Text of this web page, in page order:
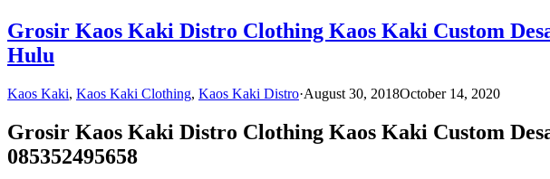
Grosir Kaos Kaki Distro Clothing Kaos Kaki Custom
Hulu
Kaos Kaki, Kaos Kaki Clothing, Kaos Kaki Distro·August 30, 2018October 14, 2020
Grosir Kaos Kaki Distro Clothing Kaos Kaki Custom
085352495658